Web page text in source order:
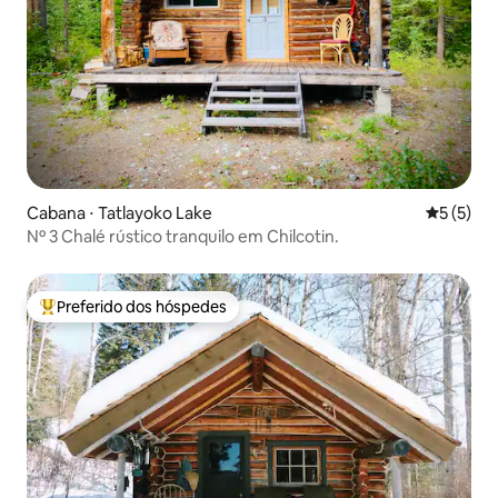
Cabana ⋅ Tatlayoko Lake 5 de
5 (5)
Nº 3 Chalé rústico tranquilo em Chilcotin.
Entre os melhores preferidos dos hóspedes
Preferido dos hóspedes